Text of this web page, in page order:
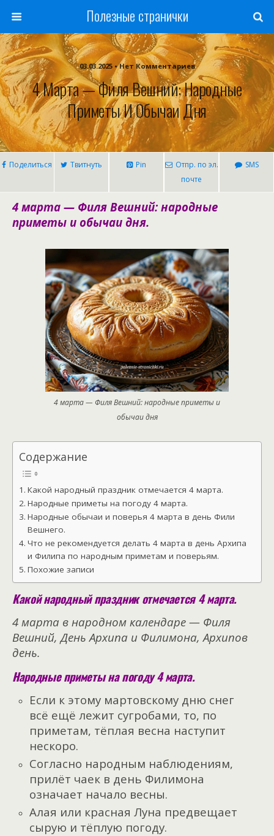
Полезные странички
03.03.2025 • Нет Комментариев
4 Марта — Филя Вешний: Народные
Приметы И Обычаи Дня
Поделиться Твитнуть Pin
Отпр. по эл.
почте
SMS
4 марта — Филя Вешний: народные
приметы и обычаи дня.
4 марта — Филя Вешний: народные приметы и
обычаи дня
Содержание
Какой народный праздник отмечается 4 марта.
Народные приметы на погоду 4 марта.
Народные обычаи и поверья 4 марта в день Фили
Вешнего.
Что не рекомендуется делать 4 марта в день Архипа
и Филипа по народным приметам и поверьям.
Похожие записи
Какой народный праздник отмечается 4 марта.
4 марта в народном календаре — Филя
Вешний, День Архипа и Филимона, Архипов
день.
Народные приметы на погоду 4 марта.
Если к этому мартовскому дню снег
всё ещё лежит сугробами, то, по
приметам, тёплая весна наступит
нескоро.
Согласно народным наблюдениям,
прилёт чаек в день Филимона
означает начало весны.
Алая или красная Луна предвещает
сырую и тёплую погоду.